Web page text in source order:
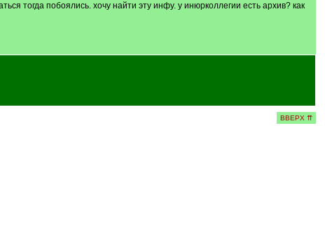
тогда побоялись. хочу найти эту инфу. у инюрколлегии есть архив? как
ВВЕРХ ⇈